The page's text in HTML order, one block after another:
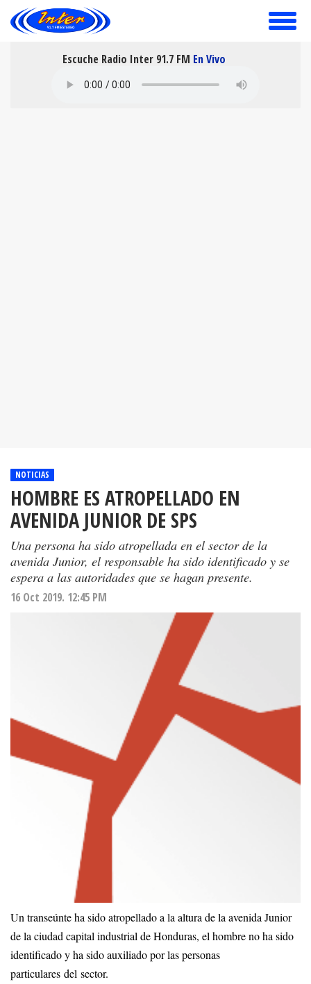
toggle
Escuche Radio Inter 91.7 FM En Vivo
NOTICIAS
HOMBRE ES ATROPELLADO EN
AVENIDA JUNIOR DE SPS
Una persona ha sido atropellada en el sector de la
avenida Junior, el responsable ha sido identificado y se
espera a las autoridades que se hagan presente.
16 Oct 2019. 12:45 PM
Un transeúnte ha sido atropellado a la altura de la avenida Junior
de la ciudad capital industrial de Honduras, el hombre no ha sido
identificado y ha sido auxiliado por las personas
particulares del sector.